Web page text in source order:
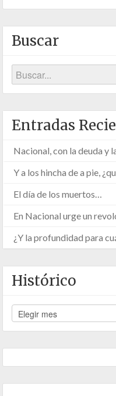
Buscar
Entradas
Nacional, con la deuda y
Y a los hincha de a pie,
El día de los muertos…
En Nacional urge un
¿Y la profundidad para
Histórico